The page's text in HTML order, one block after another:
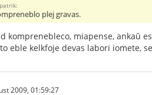
patrik:
plej gravas.
komprenebleco, miapense, ankaŭ
eble kelkfoje devas labori iomete,
2009, 01:59:27